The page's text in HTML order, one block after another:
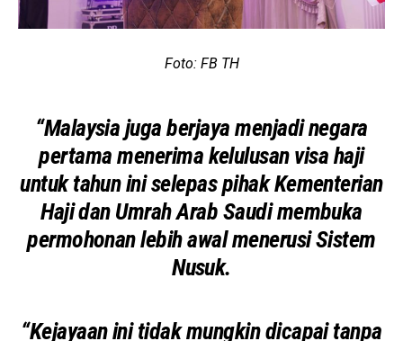
Foto: FB TH
“Malaysia juga berjaya menjadi negara
pertama menerima kelulusan visa haji
untuk tahun ini selepas pihak Kementerian
Haji dan Umrah Arab Saudi membuka
permohonan lebih awal menerusi Sistem
Nusuk.
“Kejayaan ini tidak mungkin dicapai tanpa